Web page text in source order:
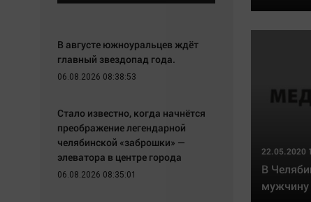
В августе южноуральцев ждёт
главный звездопад года.
06.08.2026 08:38:53
Стало известно, когда начнётся
преображение легендарной
челябинской «заброшки» —
элеватора в центре города
06.08.2026 08:35:01
22.05.2020
В
мужчину